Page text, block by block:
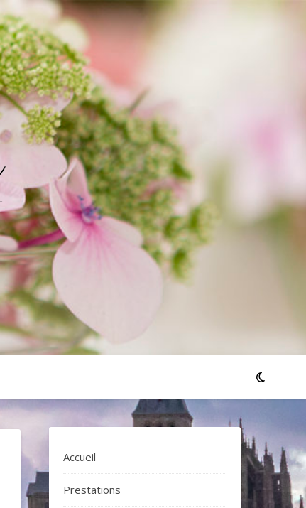
Accueil
Prestations